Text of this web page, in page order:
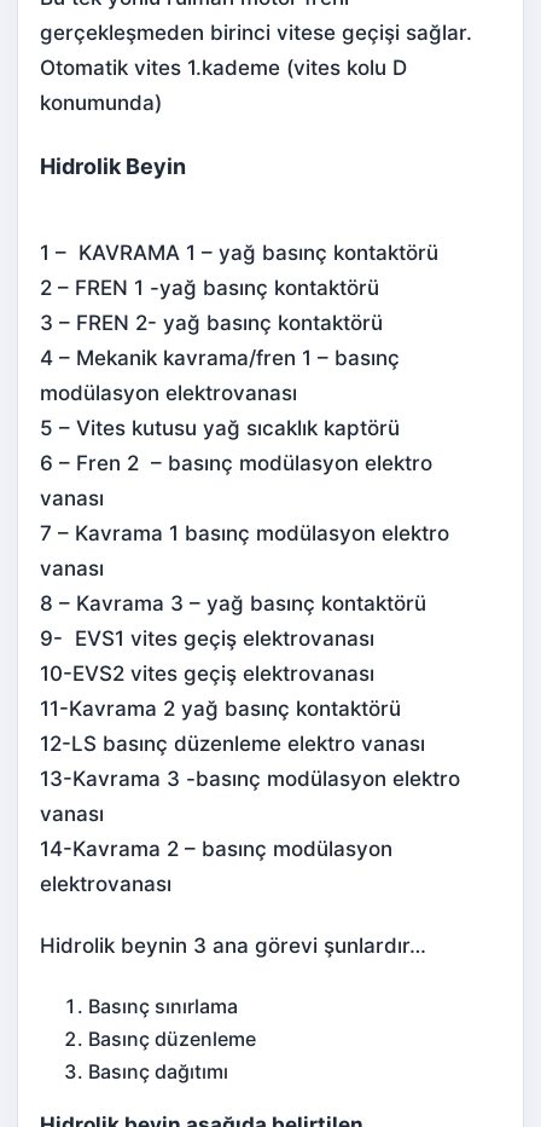
gerçekleşmeden birinci vitese geçişi sağlar.
Otomatik vites 1.kademe (vites kolu D
konumunda)
Hidrolik Beyin
1 – KAVRAMA 1 – yağ basınç kontaktörü
2 – FREN 1 -yağ basınç kontaktörü
3 – FREN 2- yağ basınç kontaktörü
4 – Mekanik kavrama/fren 1 – basınç
modülasyon elektrovanası
5 – Vites kutusu yağ sıcaklık kaptörü
6 – Fren 2 – basınç modülasyon elektro
vanası
7 – Kavrama 1 basınç modülasyon elektro
vanası
8 – Kavrama 3 – yağ basınç kontaktörü
9- EVS1 vites geçiş elektrovanası
10-EVS2 vites geçiş elektrovanası
11-Kavrama 2 yağ basınç kontaktörü
12-LS basınç düzenleme elektro vanası
13-Kavrama 3 -basınç modülasyon elektro
vanası
14-Kavrama 2 – basınç modülasyon
elektrovanası
Hidrolik beynin 3 ana görevi şunlardır…
Basınç sınırlama
Basınç düzenleme
Basınç dağıtımı